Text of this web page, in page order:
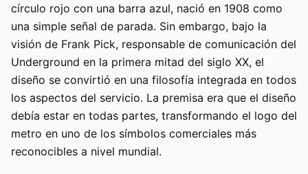
círculo rojo con una barra azul, nació en 1908 como
una simple señal de parada. Sin embargo, bajo la
visión de Frank Pick, responsable de comunicación del
Underground en la primera mitad del siglo XX, el
diseño se convirtió en una filosofía integrada en todos
los aspectos del servicio. La premisa era que el diseño
debía estar en todas partes, transformando el logo del
metro en uno de los símbolos comerciales más
reconocibles a nivel mundial.